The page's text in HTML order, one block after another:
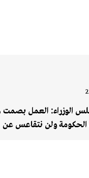
الوزراء: العمل بصمت
ولن نتقاعس عن